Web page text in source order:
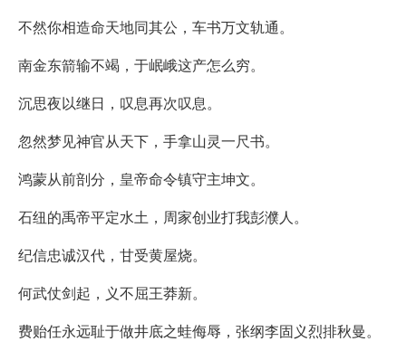
不然你相造命天地同其公，车书万文轨通。
南金东箭输不竭，于岷峨这产怎么穷。
沉思夜以继日，叹息再次叹息。
忽然梦见神官从天下，手拿山灵一尺书。
鸿蒙从前剖分，皇帝命令镇守主坤文。
石纽的禹帝平定水土，周家创业打我彭濮人。
纪信忠诚汉代，甘受黄屋烧。
何武仗剑起，义不屈王莽新。
费贻任永远耻于做井底之蛙侮辱，张纲李固义烈排秋曼。